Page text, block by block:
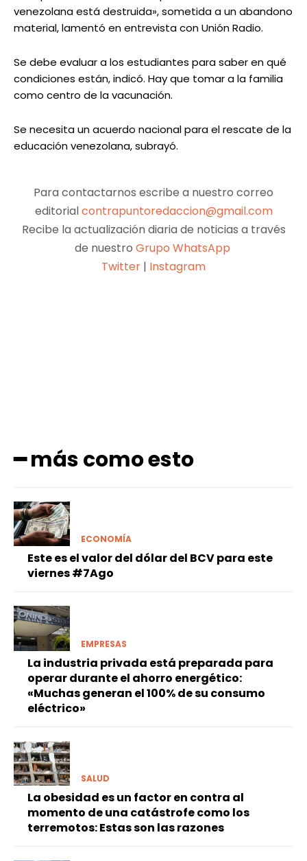
venezolana está destruida», sometida a un abandono
material, lamentó en entrevista con Unión Radio.
Se debe evaluar a los estudiantes para saber en qué
condiciones están, indicó. Hay que tomar a la familia
como centro de la vacunación.
Se necesita un acuerdo nacional para el rescate de la
educación venezolana, subrayó.
Para contactarnos escribe a nuestro correo
editorialcontrapuntoredaccion@gmail.com
Recibe la actualización diaria de noticias a través
de nuestro Grupo WhatsApp
Twitter | Instagram
━ más como esto
ECONOMÍA
Este es el valor del dólar del BCV para este
viernes #7Ago
EMPRESAS
La industria privada está preparada para
operar durante el ahorro energético:
«Muchas generan el 100% de su consumo
eléctrico»
SALUD
La obesidad es un factor en contra al
momento de una catástrofe como los
terremotos: Estas son las razones